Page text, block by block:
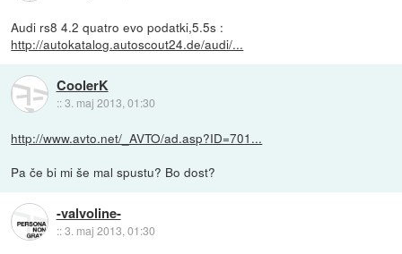
Audi rs8 4.2 quatro evo podatki,5.5s :
http://autokatalog.autoscout24.de/audi/...
CoolerK
::3. maj 2013, 01:30
http://www.avto.net/_AVTO/ad.asp?ID=701...
Pa če bi mi še mal spustu? Bo dost?
-valvoline-
::3. maj 2013, 01:30